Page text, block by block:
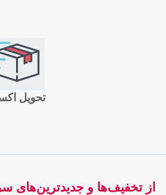
تحویل
از تخفیف‌ها و جدیدترین‌های